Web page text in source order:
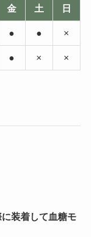
金 土 日
● ● ×
● × ×
に装着して血糖モ